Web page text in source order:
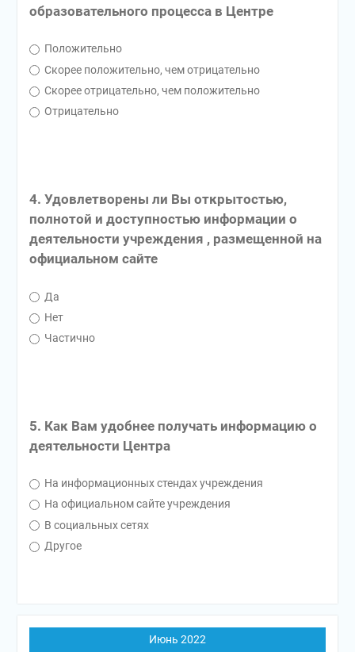
образовательного процесса в Центре
Положительно
Скорее положительно, чем отрицательно
Скорее отрицательно, чем положительно
Отрицательно
4. Удовлетворены ли Вы открытостью,
полнотой и доступностью информации о
деятельности учреждения , размещенной на
официальном сайте
Да
Нет
Частично
5. Как Вам удобнее получать информацию о
деятельности Центра
На информационных стендах учреждения
На официальном сайте учреждения
В социальных сетях
Другое
Июнь 2022